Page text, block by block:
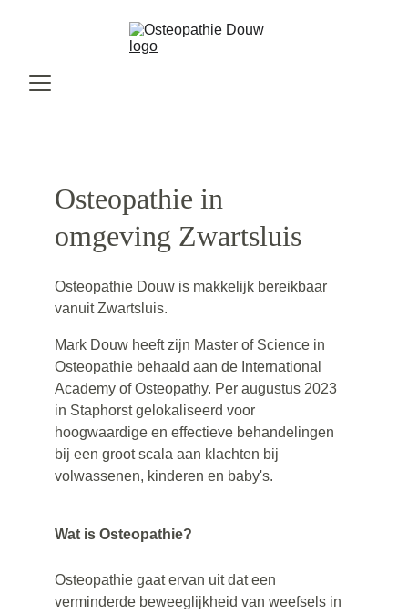
Osteopathie in
omgeving Zwartsluis
Osteopathie Douw is makkelijk bereikbaar
vanuit Zwartsluis.
Mark Douw heeft zijn Master of Science in
Osteopathie behaald aan de International
Academy of Osteopathy. Per augustus 2023
in Staphorst gelokaliseerd voor
hoogwaardige en effectieve behandelingen
bij een groot scala aan klachten bij
volwassenen, kinderen en baby's.
Wat is Osteopathie?
Osteopathie gaat ervan uit dat een
verminderde beweeglijkheid van weefsels in